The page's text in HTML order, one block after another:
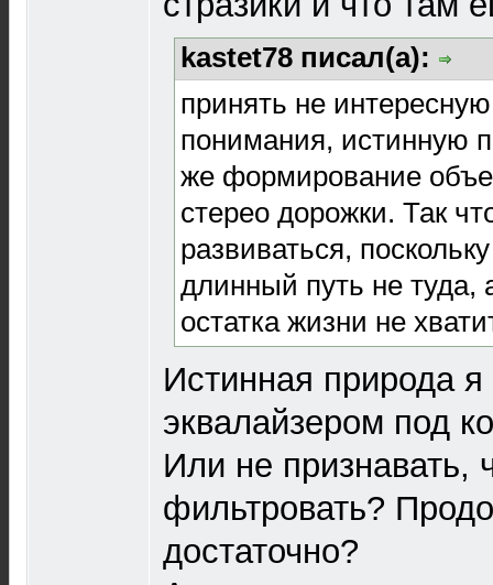
kastet78 писал(а):
принять не
понимания, истинную
же формирование
стерео дорожки. Так
развиваться,
длинный путь не туда,
остатка жизни не
Истинная природа я
эквалайзером под
Или не признавать,
фильтровать?
достаточно?